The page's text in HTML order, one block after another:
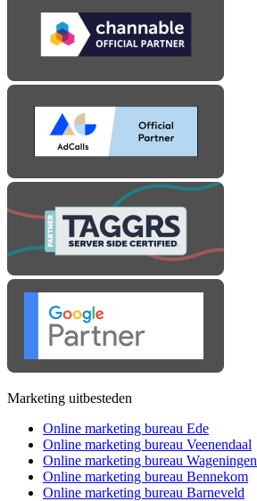
Marketing uitbesteden
Online marketing bureau Ede
Online marketing bureau Veenendaal
Online marketing bureau Wageningen
Online marketing bureau Bennekom
Online marketing bureau Barneveld